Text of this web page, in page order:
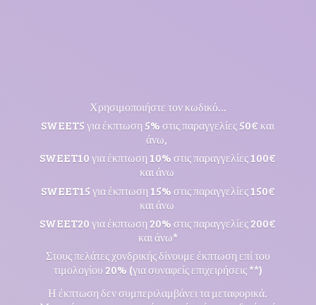
Χρησιμοποιήστε τον κωδικό...
SWEET5 για έκπτωση 5% στις παραγγελίες 50€ και
άνω,
SWEET10 για έκπτωση 10% στις παραγγελίες 100€
και άνω
SWEET15 για έκπτωση 15% στις παραγγελίες 150€
και άνω
SWEET20 για έκπτωση 20% στις παραγγελίες 200€
και άνω*
Στους πελάτες χονδρικής δίνουμε έκπτωση επί του
τιμολογίου 20% (για συναφείς επιχειρήσεις **)
Η έκπτωση δεν συμπεριλαμβάνει τα μεταφορικά.